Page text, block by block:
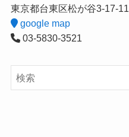
東京都台東区松が谷3-17-11
google map
03-5830-3521